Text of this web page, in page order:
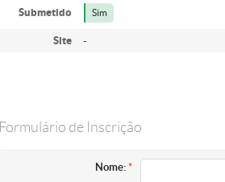
Submetido Sim
Site -
Formulário de Inscrição
Nome: